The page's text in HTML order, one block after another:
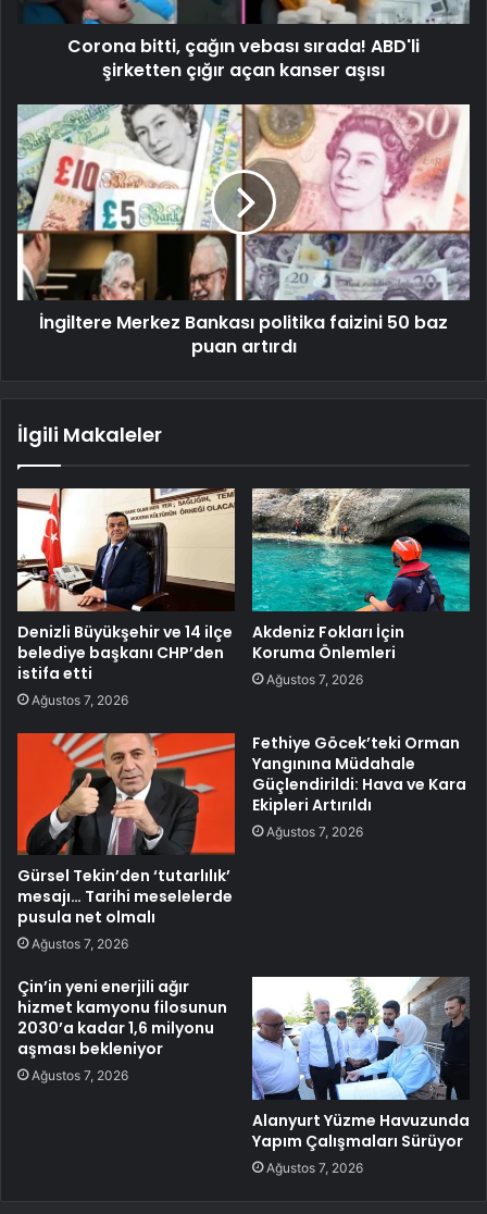
Corona bitti, çağın vebası sırada! ABD'li
şirketten çığır açan kanser aşısı
İngiltere Merkez Bankası politika faizini 50 baz
puan artırdı
İlgili Makaleler
Denizli Büyükşehir ve 14 ilçe
belediye başkanı CHP’den
istifa etti
Ağustos 7, 2026
Akdeniz Fokları İçin
Koruma Önlemleri
Ağustos 7, 2026
Gürsel Tekin’den ‘tutarlılık’
mesajı… Tarihi meselelerde
pusula net olmalı
Ağustos 7, 2026
Fethiye Göcek’teki Orman
Yangınına Müdahale
Güçlendirildi: Hava ve Kara
Ekipleri Artırıldı
Ağustos 7, 2026
Çin’in yeni enerjili ağır
hizmet kamyonu filosunun
2030’a kadar 1,6 milyonu
aşması bekleniyor
Ağustos 7, 2026
Alanyurt Yüzme Havuzunda
Yapım Çalışmaları Sürüyor
Ağustos 7, 2026